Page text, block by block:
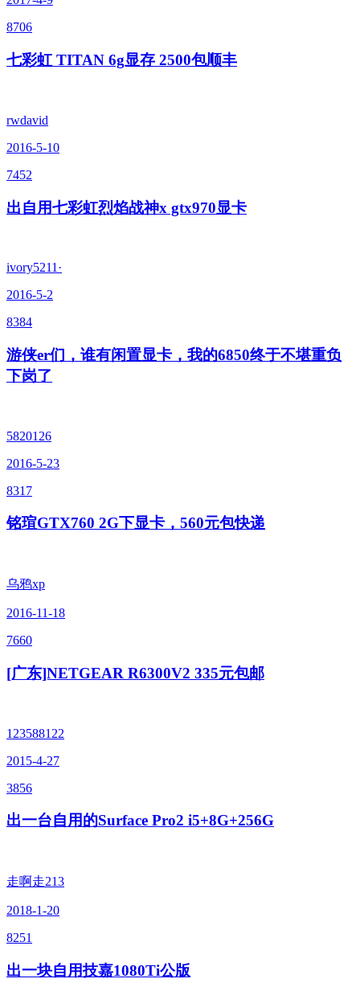
8706
七彩虹 TITAN 6g显存 2500包顺丰
rwdavid
2016-5-10
7452
出自用七彩虹烈焰战神x gtx970显卡
ivory5211·
2016-5-2
8384
游侠er们，谁有闲置显卡，我的6850终于不堪重负
下岗了
5820126
2016-5-23
8317
铭瑄GTX760 2G下显卡，560元包快递
乌鸦xp
2016-11-18
7660
[广东]NETGEAR R6300V2 335元包邮
123588122
2015-4-27
3856
出一台自用的Surface Pro2 i5+8G+256G
走啊走213
2018-1-20
8251
出一块自用技嘉1080Ti公版